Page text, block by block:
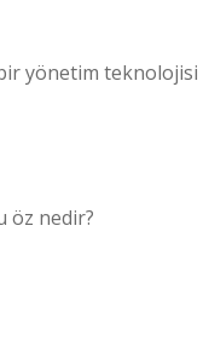
yönetim teknolojisi
öz nedir?